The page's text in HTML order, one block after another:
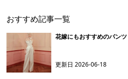
おすすめ記事一覧
花嫁にもおすすめのパン
更新日2026-06-18